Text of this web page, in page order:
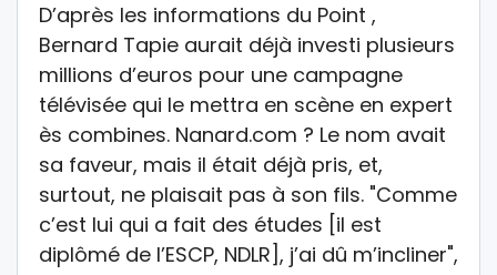
D’après les informations du Point ,
Bernard Tapie aurait déjà investi plusieurs
millions d’euros pour une campagne
télévisée qui le mettra en scène en expert
ès combines. Nanard.com ? Le nom avait
sa faveur, mais il était déjà pris, et,
surtout, ne plaisait pas à son fils. "Comme
c’est lui qui a fait des études [il est
diplômé de l’ESCP, NDLR], j’ai dû m’incliner",